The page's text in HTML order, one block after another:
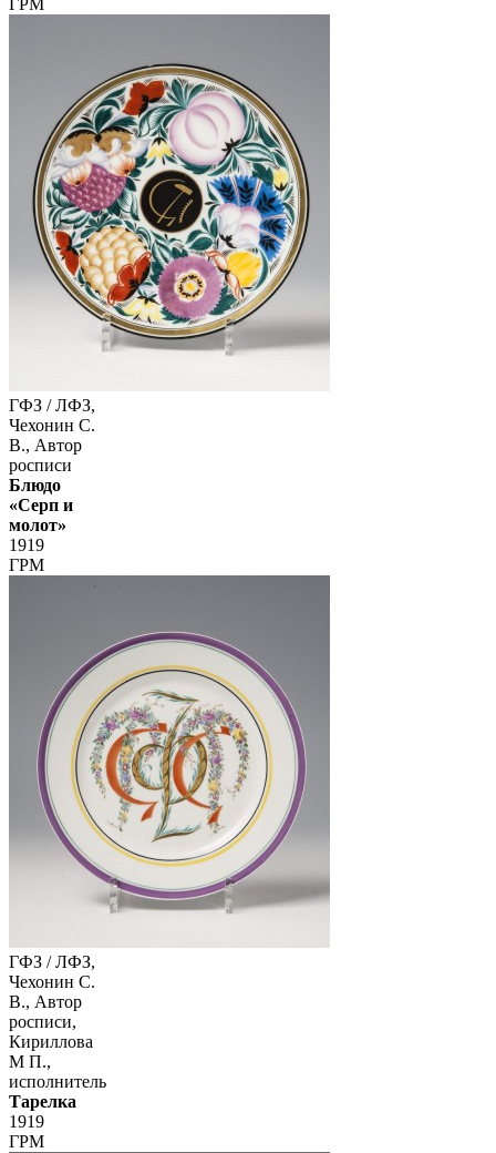
ГРМ
ГФЗ / ЛФЗ,
Чехонин С.
В., Автор
росписи
Блюдо
«Серп и
молот»
1919
ГРМ
ГФЗ / ЛФЗ,
Чехонин С.
В., Автор
росписи,
Кириллова
М П.,
исполнитель
Тарелка
1919
ГРМ